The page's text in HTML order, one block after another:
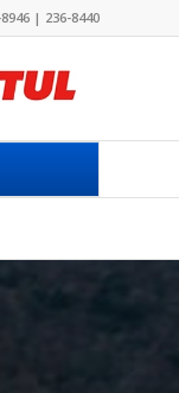
| 236-8440